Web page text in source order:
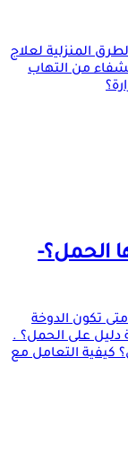
المنزلية لعلاج
من التهاب
الحمل؟-
تكون الدوخة
دليل على الحمل؟ .
كيفية التعامل مع